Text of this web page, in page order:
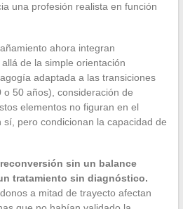
una profesión realista en función
ahora integran
de la simple orientación
adaptada a las transiciones
50 años), consideración de
elementos no figuran en el
pero condicionan la capacidad de
sin un balance
tratamiento sin diagnóstico.
a mitad de trayecto afectan